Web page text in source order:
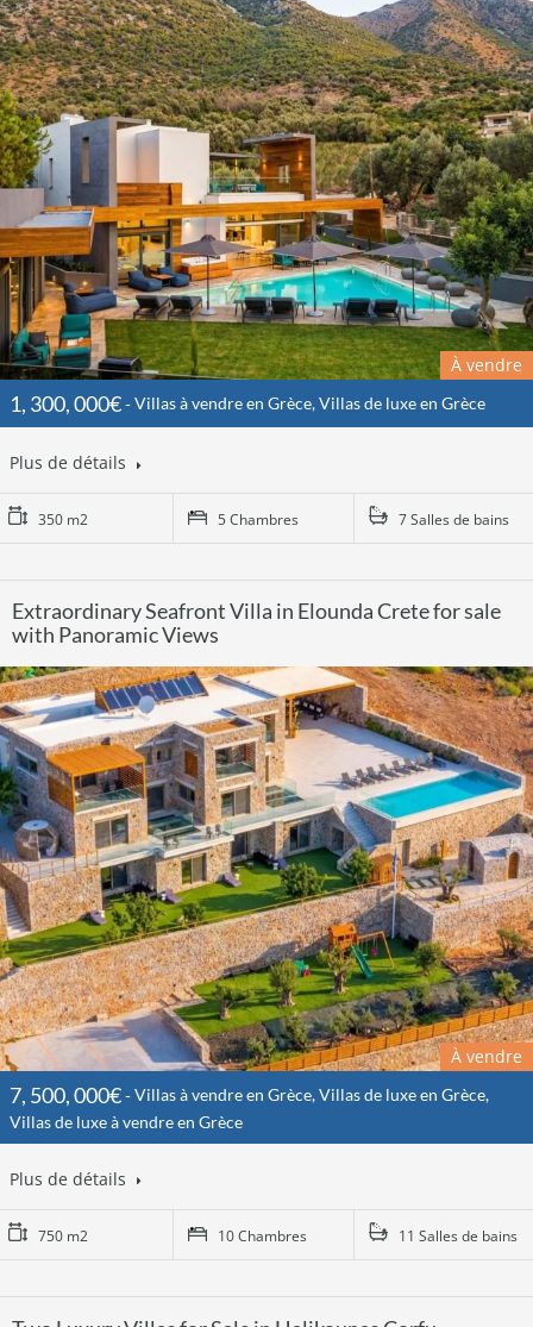
À vendre
1, 300, 000€ Villas à vendre en Grèce, Villas de luxe en Grèce
Plus de détails
350 m2 5 Chambres 7 Salles de bains
Extraordinary Seafront Villa in Elounda Crete for sale
with Panoramic Views
À vendre
7, 500, 000€
Villas à vendre en Grèce, Villas de luxe en Grèce,
Villas de luxe à vendre en Grèce
Plus de détails
750 m2 10 Chambres 11 Salles de bains